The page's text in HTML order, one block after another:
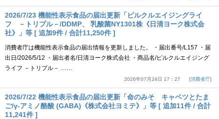
2026/7/23 機能性表示食品の届出更新「ピルクルエイジングライ
フ －トリプル－/DDMP、 乳酸菌NY1301株《日清ヨーク株式会
社》」等 [ 追加9件 / 合計11,250件 ]
消費者庁は機能性表示食品の届出情報を更新しました。 ・届出番号/L157 ・届
出日/2026/5/12 ・届出者名/日清ヨーク株式会社 ・商品名/ピルクルエイジング
ライフ －トリプル－ ……
2026年07月24日 17：27 消費者庁
2026/7/22 機能性表示食品の届出更新「命のみそ キャベツとたま
ご/γ-アミノ酪酸 (GABA)《株式会社ヨミテ》」等 [ 追加11件 / 合計
11,241件 ]